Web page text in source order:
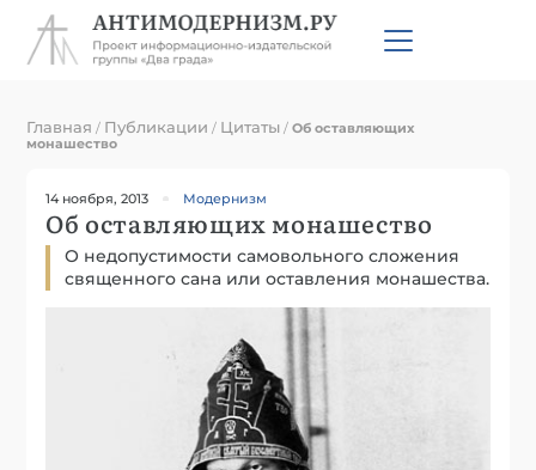
Главная / Публикации / Цитаты /Об оставляющих
монашество
14 ноября, 2013 Модернизм
Об оставляющих монашество
О недопустимости самовольного сложения
священного сана или оставления монашества.